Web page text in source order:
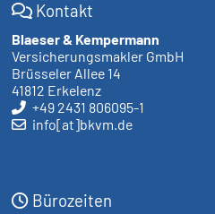
Kontakt
Blaeser & Kempermann
Versicherungsmakler GmbH
Brüsseler Allee 14
41812 Erkelenz
+49 2431 806095-1
info[at]bkvm.de
Bürozeiten